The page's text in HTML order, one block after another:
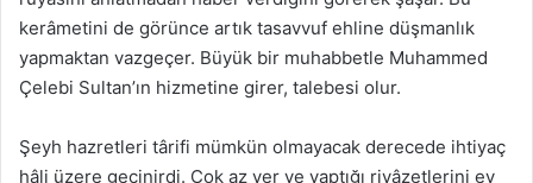
kerâmetini de görünce artık tasavvuf ehline düşmanlık
yapmaktan vazgeçer. Büyük bir muhabbetle Muhammed
Çelebi Sultan’ın hizmetine girer, talebesi olur.
Şeyh hazretleri târifi mümkün olmayacak derecede ihtiyaç
hâli üzere geçinirdi. Çok az yer ve yaptığı riyâzetlerini ev